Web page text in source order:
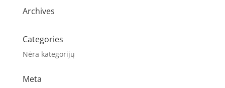
Archives
Categories
Nėra kategorijų
Meta